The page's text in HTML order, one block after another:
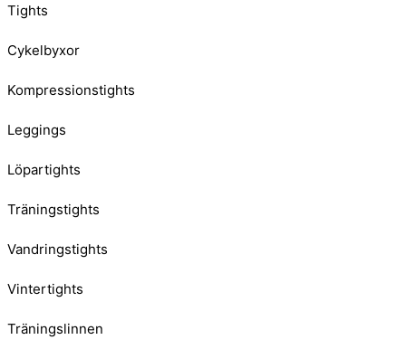
Tights
Cykelbyxor
Kompressionstights
Leggings
Löpartights
Träningstights
Vandringstights
Vintertights
Träningslinnen